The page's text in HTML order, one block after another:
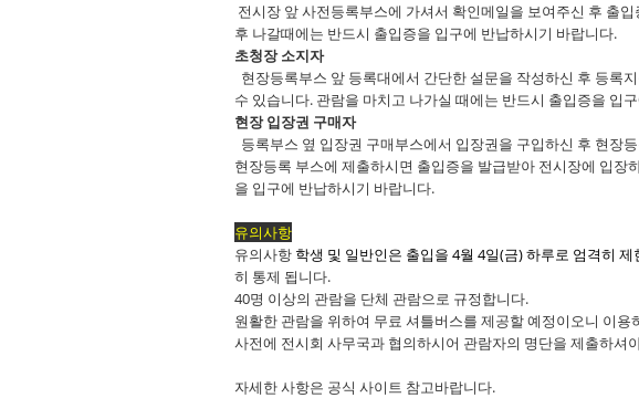
전시장 앞 사전등록부스에 가셔서 확인메일을 보여주신 후 출
후 나갈때에는 반드시 출입증을 입구에 반납하시기 바랍니다.
초청장 소지자
현장등록부스 앞 등록대에서 간단한 설문을 작성하신 후 등록
수 있습니다. 관람을 마치고 나가실 때에는 반드시 출입증을 입
현장 입장권 구매자
등록부스 옆 입장권 구매부스에서 입장권을 구입하신 후 현장
현장등록 부스에 제출하시면 출입증을 발급받아 전시장에 입
을 입구에 반납하시기 바랍니다.
유의사항
유의사항 학생 및 일반인은 출입을 4월 4일(금) 하루로 엄격히 제
히 통제 됩니다.
40명 이상의 관람을 단체 관람으로 규정합니다.
원활한 관람을 위하여 무료 셔틀버스를 제공할 예정이오니 이용
사전에 전시회 사무국과 협의하시어 관람자의 명단을 제출하셔
자세한 사항은 공식 사이트 참고바랍니다.